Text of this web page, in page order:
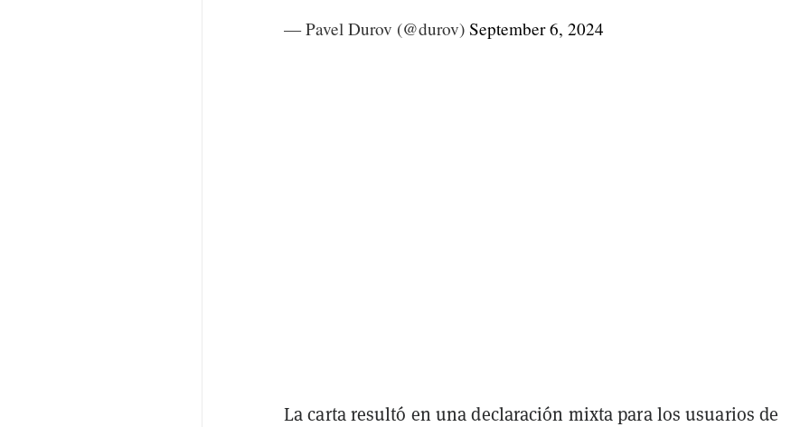
— Pavel Durov (@durov) September 6, 2024
La carta resultó en una declaración mixta para los usuarios de